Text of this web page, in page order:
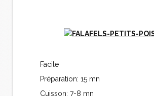
Facile
Préparation: 15 mn
Cuisson: 7-8 mn